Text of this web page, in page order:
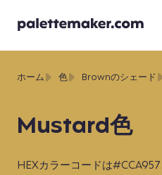
Mustard色
HEXカラーコードは
ホーム 色 Brownのシェード